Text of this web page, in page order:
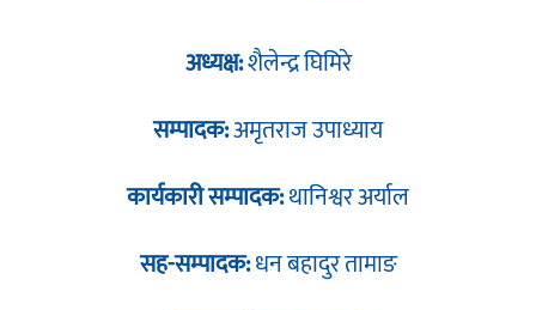
अध्यक्ष:शैलेन्द्र घिमिरे
सम्पादक:अमृतराज उपाध्याय
कार्यकारी सम्पादक:थानिश्वर अर्याल
सह-सम्पादक:धन बहादुर तामाङ